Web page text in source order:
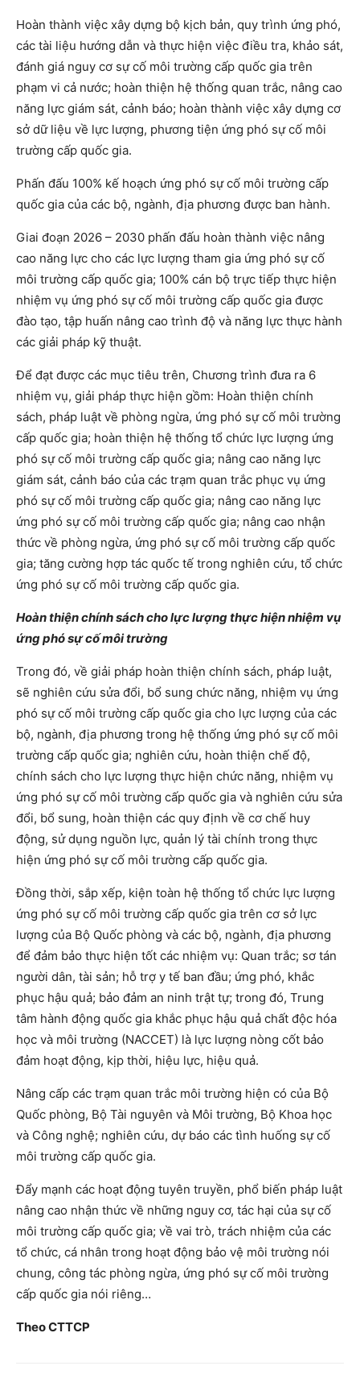
Hoàn thành việc xây dựng bộ kịch bản, quy trình ứng phó,
các tài liệu hướng dẫn và thực hiện việc điều tra, khảo sát,
đánh giá nguy cơ sự cố môi trường cấp quốc gia trên
phạm vi cả nước; hoàn thiện hệ thống quan trắc, nâng cao
năng lực giám sát, cảnh báo; hoàn thành việc xây dựng cơ
sở dữ liệu về lực lượng, phương tiện ứng phó sự cố môi
trường cấp quốc gia.
Phấn đấu 100% kế hoạch ứng phó sự cố môi trường cấp
quốc gia của các bộ, ngành, địa phương được ban hành.
Giai đoạn 2026 – 2030 phấn đấu hoàn thành việc nâng
cao năng lực cho các lực lượng tham gia ứng phó sự cố
môi trường cấp quốc gia; 100% cán bộ trực tiếp thực hiện
nhiệm vụ ứng phó sự cố môi trường cấp quốc gia được
đào tạo, tập huấn nâng cao trình độ và năng lực thực hành
các giải pháp kỹ thuật.
Để đạt được các mục tiêu trên, Chương trình đưa ra 6
nhiệm vụ, giải pháp thực hiện gồm: Hoàn thiện chính
sách, pháp luật về phòng ngừa, ứng phó sự cố môi trường
cấp quốc gia; hoàn thiện hệ thống tổ chức lực lượng ứng
phó sự cố môi trường cấp quốc gia; nâng cao năng lực
giám sát, cảnh báo của các trạm quan trắc phục vụ ứng
phó sự cố môi trường cấp quốc gia; nâng cao năng lực
ứng phó sự cố môi trường cấp quốc gia; nâng cao nhận
thức về phòng ngừa, ứng phó sự cố môi trường cấp quốc
gia; tăng cường hợp tác quốc tế trong nghiên cứu, tổ chức
ứng phó sự cố môi trường cấp quốc gia.
Hoàn thiện chính sách cho lực lượng thực hiện nhiệm vụ
ứng phó sự cố môi trường
Trong đó, về giải pháp hoàn thiện chính sách, pháp luật,
sẽ nghiên cứu sửa đổi, bổ sung chức năng, nhiệm vụ ứng
phó sự cố môi trường cấp quốc gia cho lực lượng của các
bộ, ngành, địa phương trong hệ thống ứng phó sự cố môi
trường cấp quốc gia; nghiên cứu, hoàn thiện chế độ,
chính sách cho lực lượng thực hiện chức năng, nhiệm vụ
ứng phó sự cố môi trường cấp quốc gia và nghiên cứu sửa
đổi, bổ sung, hoàn thiện các quy định về cơ chế huy
động, sử dụng nguồn lực, quản lý tài chính trong thực
hiện ứng phó sự cố môi trường cấp quốc gia.
Đồng thời, sắp xếp, kiện toàn hệ thống tổ chức lực lượng
ứng phó sự cố môi trường cấp quốc gia trên cơ sở lực
lượng của Bộ Quốc phòng và các bộ, ngành, địa phương
để đảm bảo thực hiện tốt các nhiệm vụ: Quan trắc; sơ tán
người dân, tài sản; hỗ trợ y tế ban đầu; ứng phó, khắc
phục hậu quả; bảo đảm an ninh trật tự; trong đó, Trung
tâm hành động quốc gia khắc phục hậu quả chất độc hóa
học và môi trường (NACCET) là lực lượng nòng cốt bảo
đảm hoạt động, kịp thời, hiệu lực, hiệu quả.
Nâng cấp các trạm quan trắc môi trường hiện có của Bộ
Quốc phòng, Bộ Tài nguyên và Môi trường, Bộ Khoa học
và Công nghệ; nghiên cứu, dự báo các tình huống sự cố
môi trường cấp quốc gia.
Đẩy mạnh các hoạt động tuyên truyền, phổ biến pháp luật
nâng cao nhận thức về những nguy cơ, tác hại của sự cố
môi trường cấp quốc gia; về vai trò, trách nhiệm của các
tổ chức, cá nhân trong hoạt động bảo vệ môi trường nói
chung, công tác phòng ngừa, ứng phó sự cố môi trường
cấp quốc gia nói riêng…
Theo CTTCP